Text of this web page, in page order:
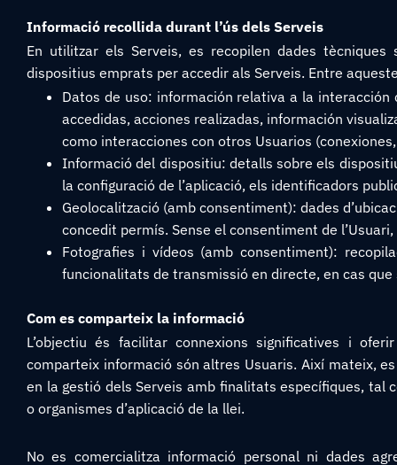
Informació recollida durant l’ús dels Serveis
En utilitzar els Serveis, es recopilen dades
dispositius emprats per accedir als Serveis. Entre
Datos de uso: información relativa a la
accedidas, acciones realizadas, información
como interacciones con otros Usuarios
Informació del dispositiu: detalls sobre els
la configuració de l’aplicació, els identificadors
Geolocalització (amb consentiment): dades
concedit permís. Sense el consentiment de
Fotografies i vídeos (amb consentiment):
funcionalitats de transmissió en directe, en cas
Com es comparteix la informació
L’objectiu és facilitar connexions significatives i
comparteix informació són altres Usuaris. Així mateix,
en la gestió dels Serveis amb finalitats específiques, tal
o organismes d’aplicació de la llei.
No es comercialitza informació personal ni dades